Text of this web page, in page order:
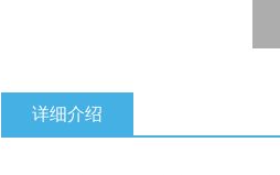
详细介绍